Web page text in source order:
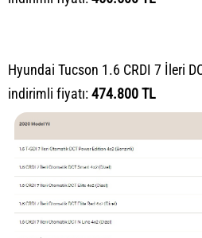
Hyundai Tucson 1.6 CRDI 7 İleri
indirimli fiyatı:474.800 TL